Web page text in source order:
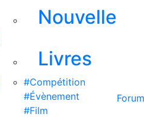
Nouvelle
Livres
#Compétition
#Évènement
#Film
Forum